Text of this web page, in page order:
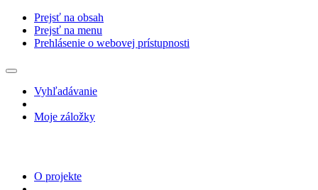
Prejsť na obsah
Prejsť na menu
Prehlásenie o webovej prístupnosti
Vyhľadávanie
Moje záložky
O projekte